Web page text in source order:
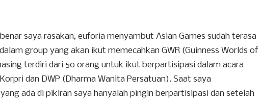
saya rasakan, euforia menyambut Asian Games sudah terasa
group yang akan ikut memecahkan GWR (Guinness Worlds of
terdiri dari 50 orang untuk ikut berpartisipasi dalam acara
dan DWP (Dharma Wanita Persatuan). Saat saya
ada di pikiran saya hanyalah pingin berpartisipasi dan setelah